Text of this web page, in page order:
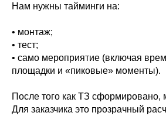
Нам нужны тайминги на:
• монтаж;
• тест;
• само мероприятие (включая
площадки и «пиковые» моменты).
После того как ТЗ сформировано,
Для заказчика это прозрачный